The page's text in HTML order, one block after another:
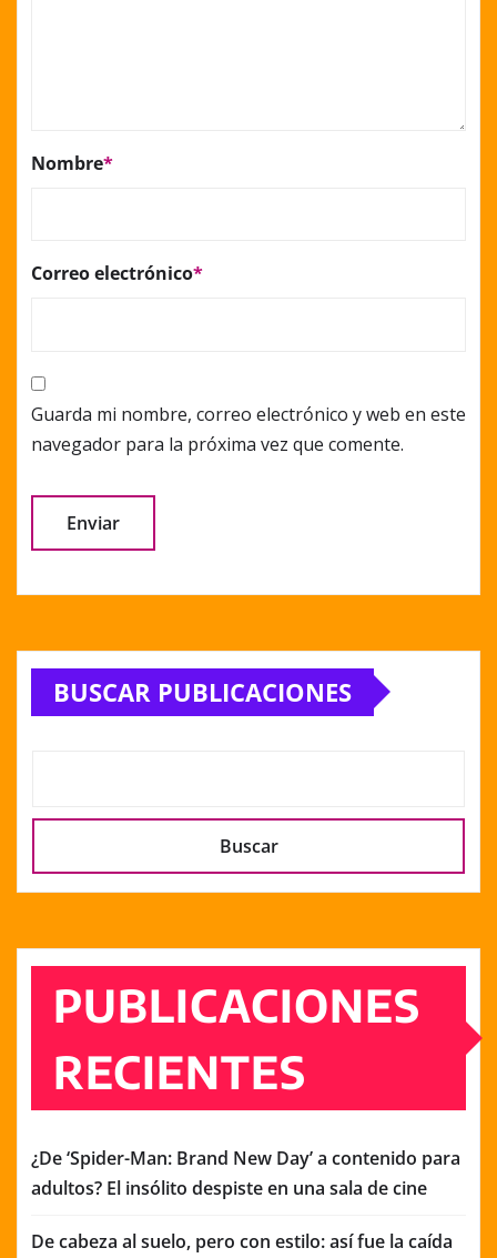
Nombre*
Correo electrónico*
Guarda mi nombre, correo electrónico y web en este
navegador para la próxima vez que comente.
Alternative:
BUSCAR PUBLICACIONES
Buscar
PUBLICACIONES
RECIENTES
¿De ‘Spider-Man: Brand New Day’ a contenido para
adultos? El insólito despiste en una sala de cine
De cabeza al suelo, pero con estilo: así fue la caída